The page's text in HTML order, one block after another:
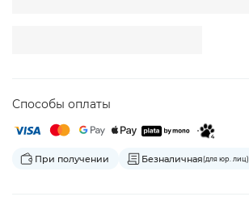
Способы оплаты
При получении Безналичная(для юр. лиц)